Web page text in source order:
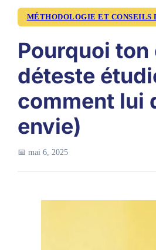
MÉTHODOLOGIE ET CONSEILS
Pourquoi
déteste
comment lui
envie)
📅 mai 6, 2025